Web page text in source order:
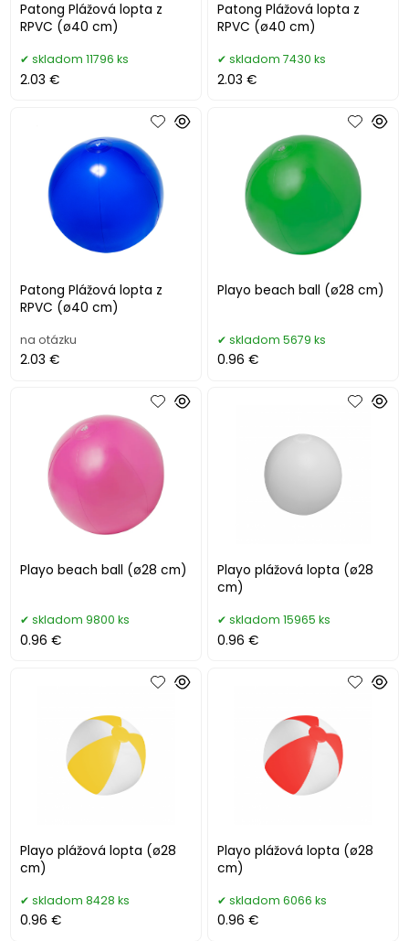
Patong Plážová lopta z
RPVC (ø40 cm)
skladom 11796 ks
2.03 €
Patong Plážová lopta z
RPVC (ø40 cm)
skladom 7430 ks
2.03 €
Patong Plážová lopta z
RPVC (ø40 cm)
na otázku
2.03 €
Playo beach ball (ø28 cm)
skladom 5679 ks
0.96 €
Playo beach ball (ø28 cm)
skladom 9800 ks
0.96 €
Playo plážová lopta (ø28
cm)
skladom 15965 ks
0.96 €
Playo plážová lopta (ø28
cm)
skladom 8428 ks
0.96 €
Playo plážová lopta (ø28
cm)
skladom 6066 ks
0.96 €